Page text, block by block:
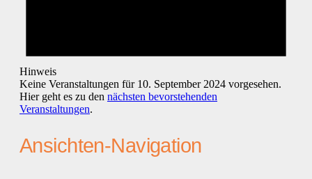
Hinweis
Keine Veranstaltungen für 10. September 2024 vorgesehen.
Hier geht es zu den nächsten bevorstehenden
Veranstaltungen.
Ansichten-Navigation